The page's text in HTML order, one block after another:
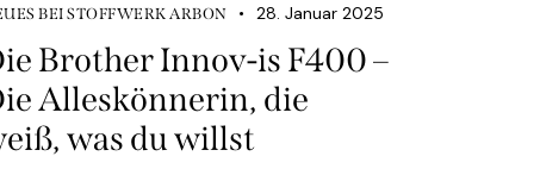
BEI STOFFWERK ARBON 28. Januar 2025
Brother Innov-is F400 –
Alleskönnerin, die
was du willst